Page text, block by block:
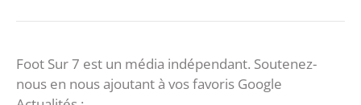
Foot Sur 7 est un média indépendant. Soutenez-
nous en nous ajoutant à vos favoris Google